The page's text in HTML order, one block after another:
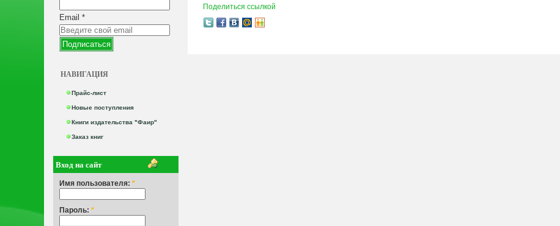
Email *
НАВИГАЦИЯ
Прайс-лист
Новые поступления
Книги издательства "Фаир"
Заказ книг
Вход на сайт
Имя пользователя: *
Пароль: *
Поделиться ссылкой